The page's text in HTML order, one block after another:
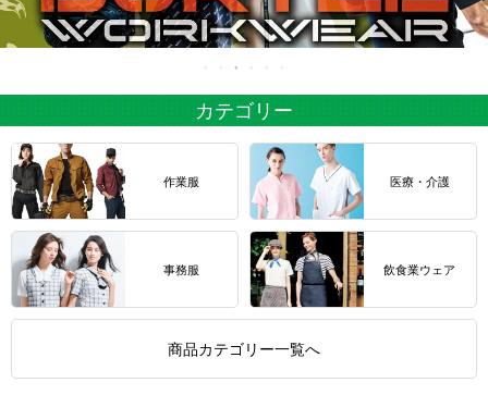
カテゴリー
作業服 医療・介護
事務服 飲食業ウェア
商品カテゴリー一覧へ